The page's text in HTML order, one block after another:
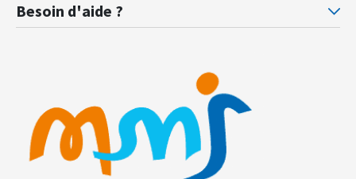
Besoin d'aide ?